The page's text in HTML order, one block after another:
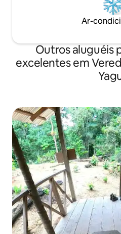
Ar-
Outros aluguéis
excelentes em